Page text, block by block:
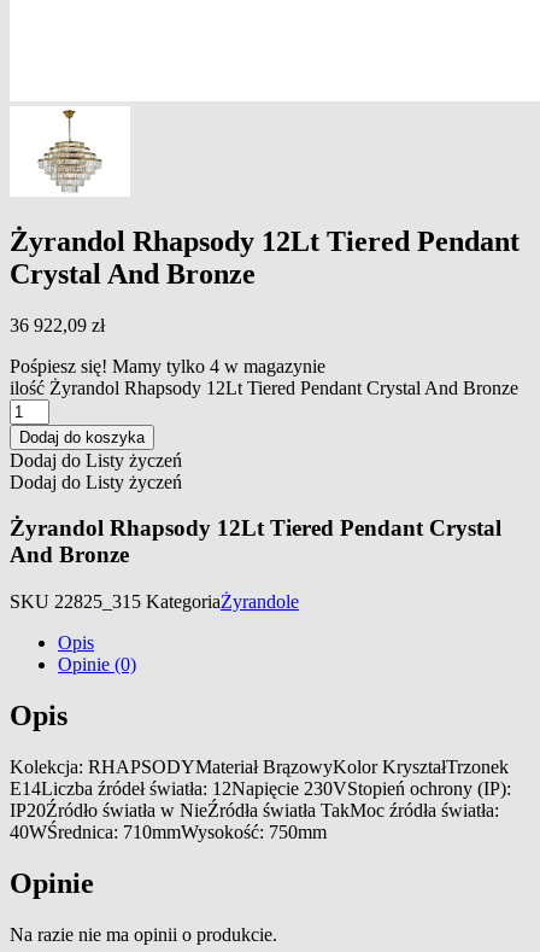
Żyrandol Rhapsody 12Lt Tiered Pendant
Crystal And Bronze
36 922,09 zł
Pośpiesz się! Mamy tylko 4 w magazynie
ilość Żyrandol Rhapsody 12Lt Tiered Pendant Crystal And Bronze
Dodaj do koszyka
Dodaj do Listy życzeń
Dodaj do Listy życzeń
Żyrandol Rhapsody 12Lt Tiered Pendant Crystal
And Bronze
SKU 22825_315 KategoriaŻyrandole
Opis
Opinie (0)
Opis
Kolekcja: RHAPSODYMateriał BrązowyKolor KryształTrzonek
E14Liczba źródeł światła: 12Napięcie 230VStopień ochrony (IP):
IP20Źródło światła w NieŹródła światła TakMoc źródła światła:
40WŚrednica: 710mmWysokość: 750mm
Opinie
Na razie nie ma opinii o produkcie.